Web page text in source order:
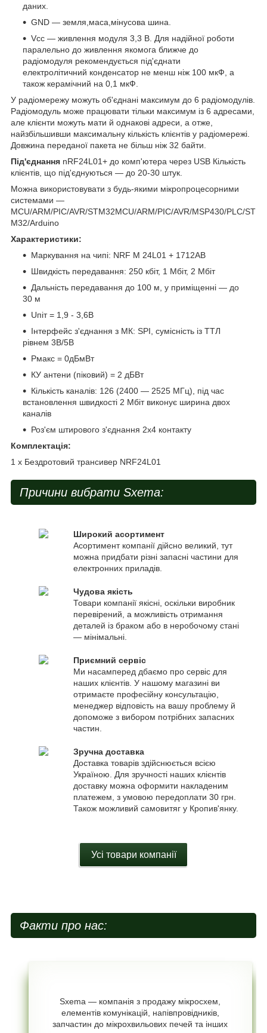
даних.
GND — земля,маса,мінусова шина.
Vcc — живлення модуля 3,3 В. Для надійної роботи
паралельно до живлення якомога ближче до
радіомодуля рекомендується під'єднати
електролітичний конденсатор не менш ніж 100 мкФ, а
також керамічний на 0,1 мкФ.
У радіомережу можуть об'єднані максимум до 6 радіомодулів.
Радіомодуль може працювати тільки максимум із 6 адресами,
але клієнти можуть мати й однакові адреси, а отже,
найзбільшивши максимальну кількість клієнтів у радіомережі.
Довжина переданої пакета не більш ніж 32 байти.
Під'єднання nRF24L01+ до комп'ютера через USB Кількість
клієнтів, що під'єднуються — до 20-30 штук.
Можна використовувати з будь-якими мікропроцесорними
системами —
MCU/ARM/PIC/AVR/STM32MCU/ARM/PIC/AVR/MSP430/PLC/ST
M32/Arduino
Характеристики:
Маркування на чипі: NRF M 24L01 + 1712AB
Швидкість передавання: 250 кбіт, 1 Мбіт, 2 Мбіт
Дальність передавання до 100 м, у приміщенні — до
30 м
Uпіт = 1,9 - 3,6В
Інтерфейс з'єднання з МК: SPI, сумісність із ТТЛ
рівнем 3В/5В
Pмакс = 0дБмВт
КУ антени (піковий) = 2 дБВт
Кількість каналів: 126 (2400 — 2525 МГц), під час
встановлення швидкості 2 Мбіт виконує ширина двох
каналів
Роз'єм штирового з'єднання 2х4 контакту
Комплектація:
1 х Бездротовий трансивер NRF24L01
Причини вибрати Sxema:
Широкий асортимент
Асортимент компанії дійсно великий, тут
можна придбати різні запасні частини для
електронних приладів.
Чудова якість
Товари компанії якісні, оскільки виробник
перевірений, а можливість отримання
деталей із браком або в неробочому стані
— мінімальні.
Приємний сервіс
Ми насамперед дбаємо про сервіс для
наших клієнтів. У нашому магазині ви
отримаєте професійну консультацію,
менеджер відповість на вашу проблему й
допоможе з вибором потрібних запасних
частин.
Зручна доставка
Доставка товарів здійснюється всією
Україною. Для зручності наших клієнтів
доставку можна оформити накладеним
платежем, з умовою передоплати 30 грн.
Також можливий самовитяг у Кропив'янку.
Усі товари компанії
Факти про нас:
Sxema — компанія з продажу мікросхем,
елементів комунікацій, напівпровідників,
запчастин до мікрохвильових печей та інших